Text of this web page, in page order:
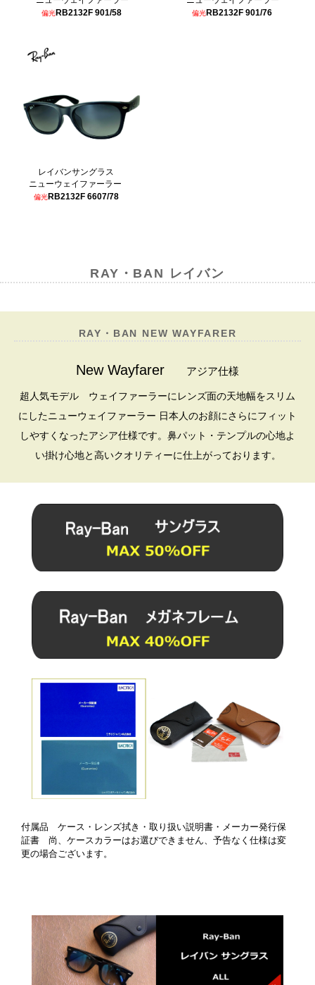
偏光RB2132F 901/58 偏光RB2132F 901/76
レイバンサングラス
ニューウェイファーラー
偏光RB2132F 6607/78
RAY・BAN レイバン
RAY・BAN NEW WAYFARER
New Wayfarer アジア仕様
超人気モデル ウェイファーラーにレンズ面の天地幅をスリム
にしたニューウェイファーラー 日本人のお顔にさらにフィット
しやすくなったアシア仕様です。鼻パット・テンプルの心地よ
い掛け心地と高いクオリティーに仕上がっております 。
付属品 ケース・レンズ拭き・取り扱い説明書・メーカー発行保
証書 尚、ケースカラーはお選びできません、予告なく仕様は変
更の場合ございます。